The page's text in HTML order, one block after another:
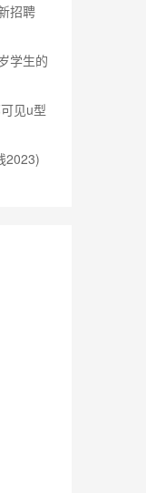
招聘
学生的
见u型
2023)